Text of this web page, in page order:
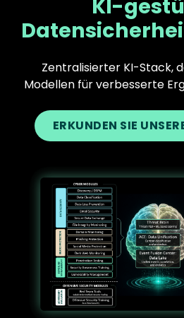
KI-
Zentralisierter KI-Stack,
Modellen für verbesserte
ERKUNDEN SIE